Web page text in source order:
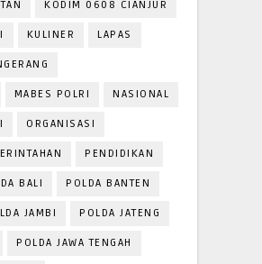
KODIM 0608 CIANJUR
KULINER LAPAS
MABES POLRI NASIONAL
ORGANISASI
PENDIDIKAN
BALI POLDA BANTEN
JAMBI POLDA JATENG
POLDA JAWA TENGAH